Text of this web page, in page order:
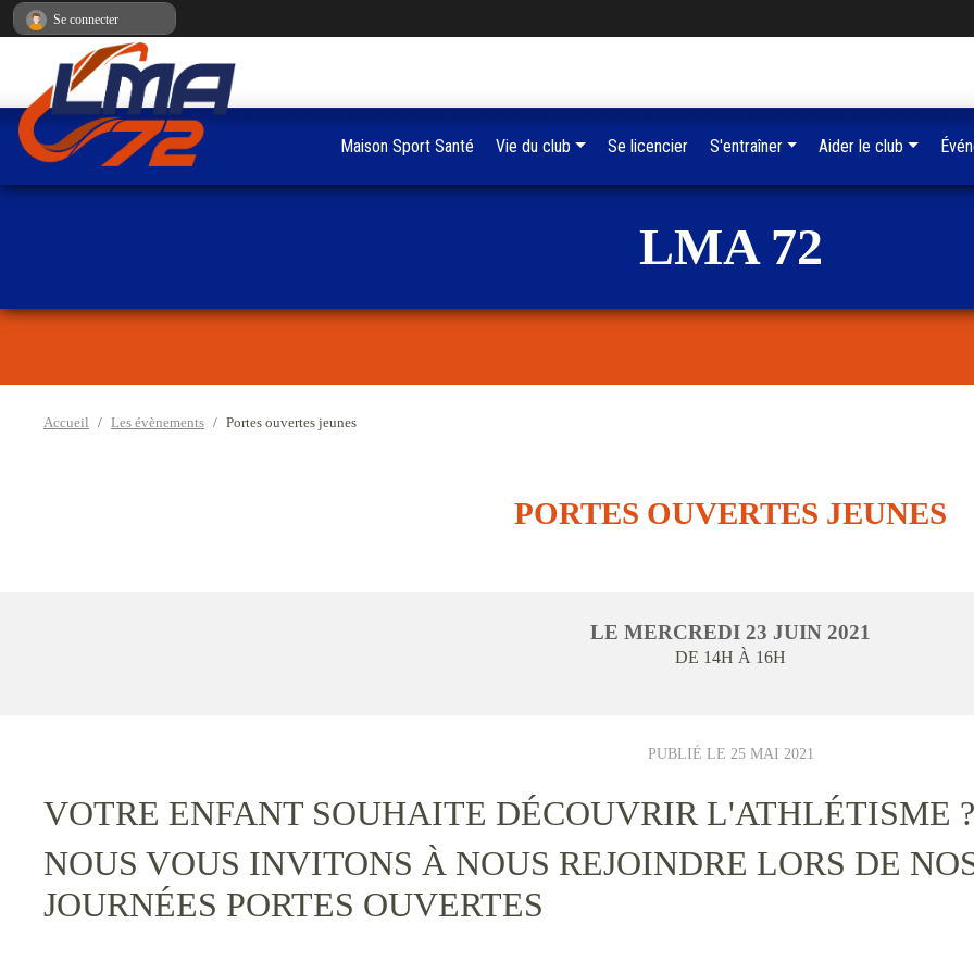
LMA 72
Accueil Les évènements Portes ouvertes jeunes
PORTES OUVERTES JEUNES
LE MERCREDI 23 JUIN 2021
DE 14H À 16H
PUBLIÉ LE 25 MAI 2021
VOTRE ENFANT SOUHAITE DÉCOUVRIR L'ATHLÉTISME ?
NOUS VOUS INVITONS À NOUS REJOINDRE LORS DE
JOURNÉES PORTES OUVERTES
Maison Sport Santé Vie du club Se licencier S'entraîner Aider le club
Se connecter
Panneau de gestion des cookies